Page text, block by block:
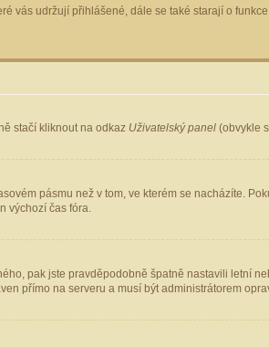
vás udržují přihlášené, dále se také starají o
stačí kliknout na odkaz Uživatelský panel (obvykle
pásmu než v tom, ve kterém se nacházíte.
výchozí čas fóra.
pak jste pravděpodobně špatně nastavili letní
přímo na serveru a musí být administrátorem